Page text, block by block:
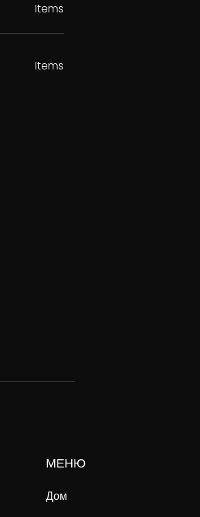
Items
Items
МЕНЮ
Дом